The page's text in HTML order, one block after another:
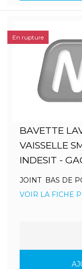
BAVETTE
VAISSELLE
INDESIT -
JOINT BAS DE
VOIR LA FICHE
En rupture